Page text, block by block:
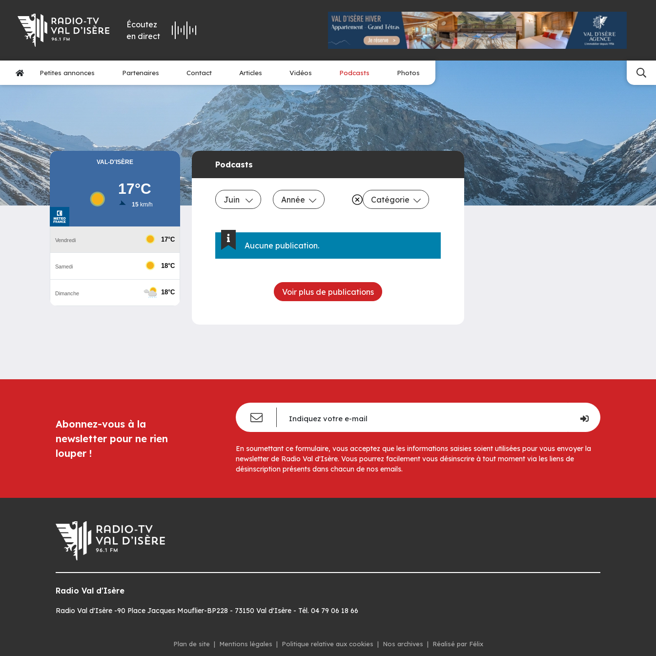
Écoutez
en direct
Petites annonces Partenaires Contact Articles Vidéos Podcasts Photos
Podcasts
Juin Année Catégorie
Aucune publication.
Voir plus de publications
Abonnez-vous à la
newsletter pour ne rien
louper !
En soumettant ce formulaire, vous acceptez que les informations saisies soient utilisées pour vous envoyer la
newsletter de Radio Val d'Isère. Vous pourrez facilement vous désinscrire à tout moment via les liens de
désinscription présents dans chacun de nos emails.
Radio Val d'Isère
Radio Val d'Isère -90 Place Jacques Mouflier-BP228 - 73150 Val d'Isère - Tél. 04 79 06 18 66
Plan de site | Mentions légales | Politique relative aux cookies | Nos archives | Réalisé par Félix